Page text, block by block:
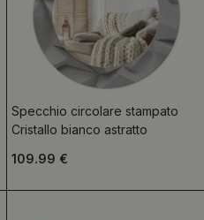
Specchio circolare stampato
Cristallo bianco astratto
109.99 €